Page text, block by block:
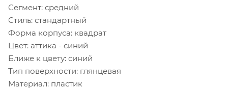
Сегмент: средний
Стиль: стандартный
Форма корпуса: квадрат
Цвет: аттика - синий
Ближе к цвету: синий
Тип поверхности: глянцевая
Материал: пластик